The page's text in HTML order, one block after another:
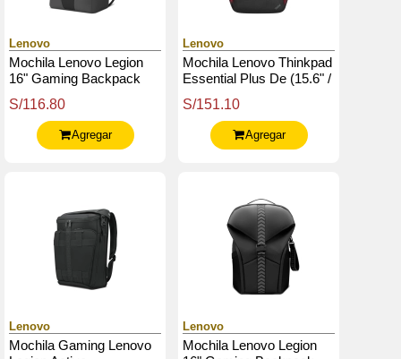
Lenovo
Mochila Lenovo Legion
16" Gaming Backpack
S/116.80
Agregar
Lenovo
Mochila Lenovo Thinkpad
Essential Plus De (15.6" /
Rojo)
S/151.10
Agregar
Lenovo
Mochila Gaming Lenovo
Lenovo
Mochila Lenovo Legion